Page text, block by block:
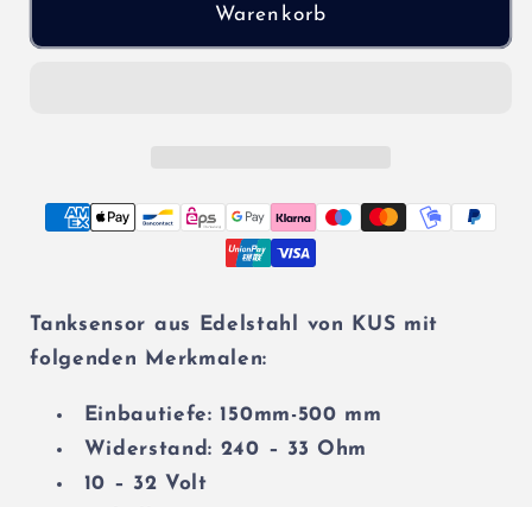
KUS
KUS
Warenkorb
Tanksensor aus Edelstahl von KUS mit
folgenden Merkmalen:
Einbautiefe: 150mm-500 mm
Widerstand: 240 – 33 Ohm
10 – 32 Volt